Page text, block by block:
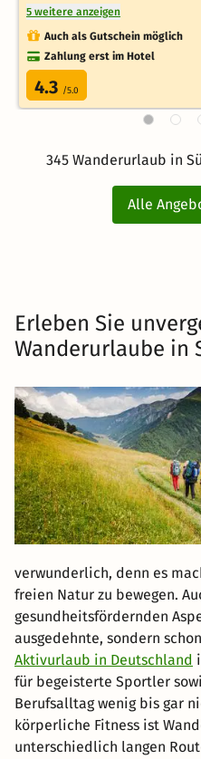
5 weitere anzeigen
Auch als Gutschein möglich
Zahlung erst im Hotel
4.3 /5.0
345 Wanderurlaub in
Alle
Erleben Sie
Wanderurlaube in
verwunderlich, denn es
freien Natur zu bewegen.
gesundheitsfördernden
ausgedehnte, sondern
Aktivurlaub in Deutschland
für begeisterte Sportler
Berufsalltag wenig bis gar
körperliche Fitness ist
unterschiedlich langen